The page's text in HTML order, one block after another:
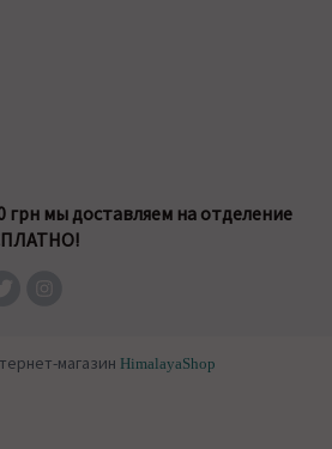
грн мы доставляем на отделение
магазин HimalayaShop